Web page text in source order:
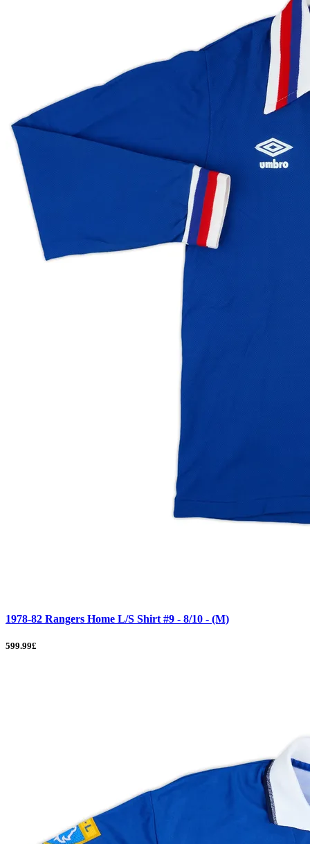
1978-82 Rangers Home L/S Shirt #9 - 8/10 - (M)
599.99£